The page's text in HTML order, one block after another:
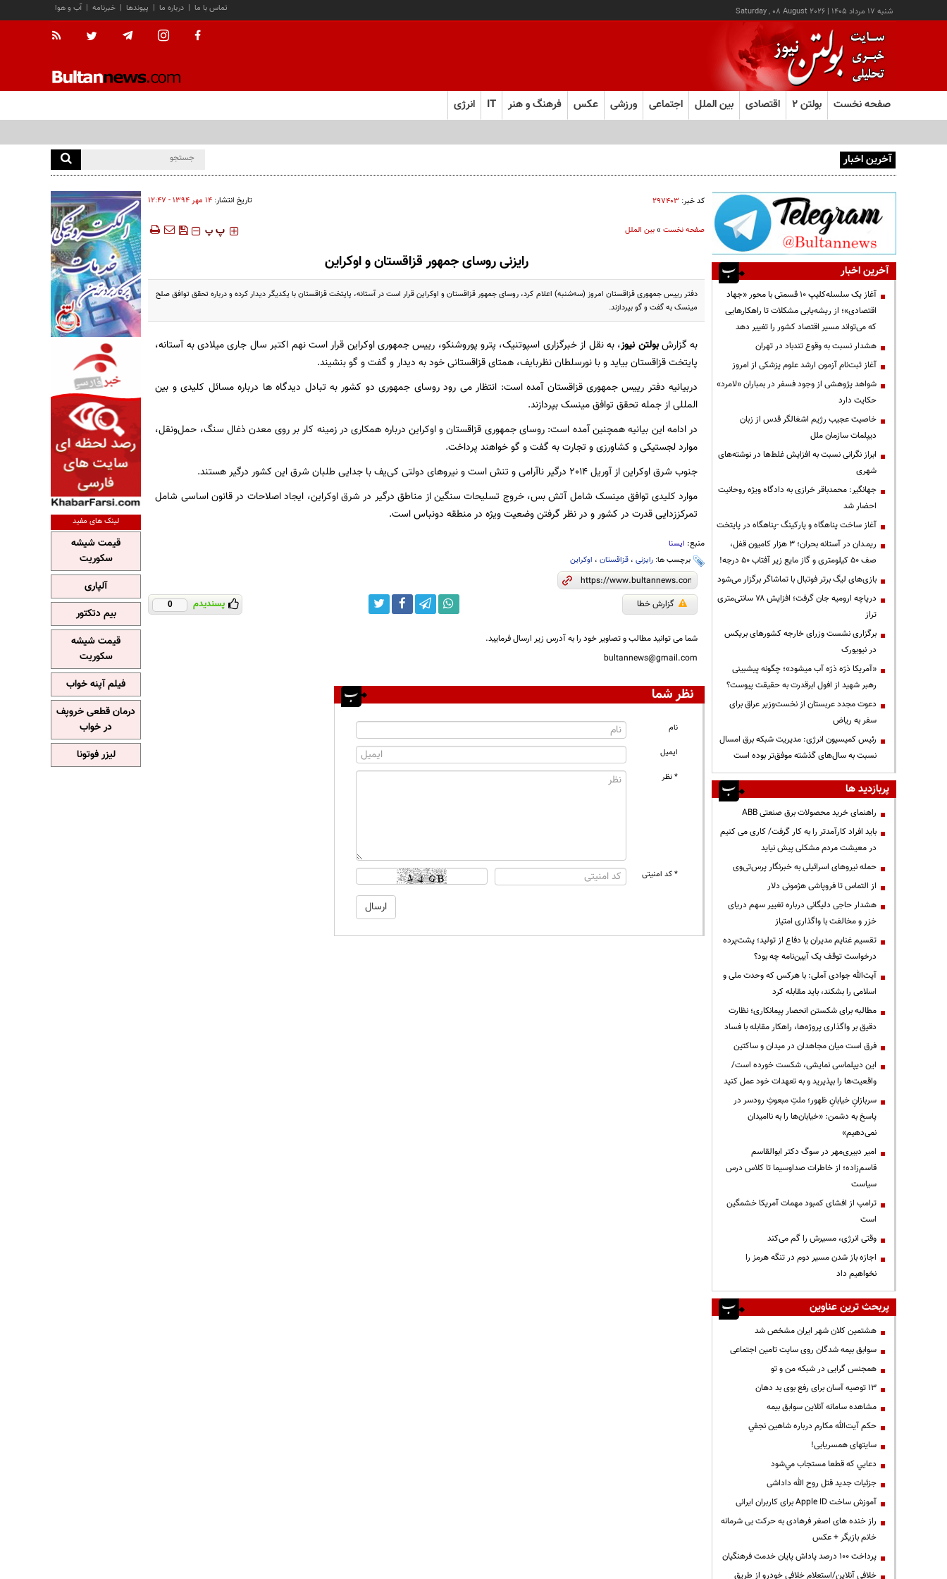
شنبه ۱۷ مرداد ۱۴۰۵ |
Saturday , 08 August 2026 آب و هوا | خبرنامه | پیوندها | درباره ما | تماس با ما
صفحه نخست بولتن ۲ اقتصادی بین الملل اجتماعی ورزشی عکس فرهنگ و هنر IT انرژی
آخرین اخبار
کد خبر: ۲۹۷۴۰۳ تاریخ انتشار: ۱۴ مهر ۱۳۹۴ - ۱۲:۴۷
صفحه نخست»بین الملل ‍‍‍ پ پ
رایزنی روسای جمهور قزاقستان و اوکراین
دفتر رییس جمهوری قزاقستان امروز (سه‌شنبه) اعلام کرد، روسای جمهور قزاقستان و اوکراین قرار است در آستانه، پایتخت قزاقستان با یکدیگر دیدار کرده و درباره تحقق توافق صلح
مینسک به گفت و گو بپردازند.
به گزارشبولتن نیوز، به نقل از خبرگزاری اسپوتنیک، پترو پوروشنکو، رییس جمهوری اوکراین قرار است نهم اکتبر سال جاری میلادی به آستانه،
پایتخت قزاقستان بیاید و با نورسلطان نظربایف، همتای قزاقستانی خود به دیدار و گفت و گو بنشیند.
دربیانیه دفتر رییس جمهوری قزاقستان آمده است: انتظار می رود روسای جمهوری دو کشور به تبادل دیدگاه ها درباره مسائل کلیدی و بین
المللی از جمله تحقق توافق مینسک بپردازند.
در ادامه این بیانیه همچنین آمده است:‌ روسای جمهوری قزاقستان و اوکراین درباره همکاری در زمینه کار بر روی معدن ذغال سنگ، حمل‌ونقل،
موارد لجستیکی و کشاورزی و تجارت به گفت و گو خواهند پرداخت.
جنوب شرق اوکراین از آوریل 2014 درگیر ناآرامی و تنش است و نیروهای دولتی کی‌یف با جدایی طلبان شرق این کشور درگیر هستند.
موارد کلیدی توافق مینسک شامل آتش بس، خروج تسلیحات سنگین از مناطق درگیر در شرق اوکراین، ایجاد اصلاحات در قانون اساسی شامل
تمرکززدایی قدرت در کشور و در نظر گرفتن وضعیت ویژه در منطقه دونباس است.
منبع: ایسنا
برچسب ها: رایزنی، قزاقستان، اوکراین
گزارش خطا پسندیدم 0
شما می توانید مطالب و تصاویر خود را به آدرس زیر ارسال فرمایید.
bultannews@gmail.com
نظر شما
نام
ایمیل
* نظر
* کد امنیتی
آخرین اخبار
آغاز یک سلسله‌کلیپ ۱۰ قسمتی با محور «جهاد
اقتصادی»؛ از ریشه‌یابی مشکلات تا راهکارهایی
که می‌تواند مسیر اقتصاد کشور را تغییر دهد
هشدار نسبت به وقوع تندباد در تهران
آغاز ثبت‌نام آزمون ارشد علوم پزشکی از امروز
شواهد پژوهشی از وجود فسفر در بمباران «لامرد»
حکایت دارد
خاصیت عجیب رژیم اشغالگر قدس از زبان
دیپلمات سازمان ملل
ابراز نگرانی نسبت به افزایش غلط‌ها در نوشته‌های
شهری
جهانگیر: محمدباقر خرازی به دادگاه ویژه روحانیت
احضار شد
آغاز ساخت پناهگاه و پارکینگ -پناهگاه در پایتخت
ریمـدان در آستانه بحران؛ ۳ هزار کامیون قفل،
صف ۵۰ کیلومتری و گاز مایع زیر آفتاب ۵۰ درجه!
بازی‌های لیگ برتر فوتبال با تماشاگر برگزار می‌شود
دریاچه ارومیه جان گرفت؛ افزایش ۷۸ سانتی‌متری
تراز
برگزاری نشست وزرای خارجه کشورهای بریکس
در نیویورک
«آمریکا ذرّه ذرّه آب میشود»؛ چگونه پیشبینی
رهبر شهید از افول ابرقدرت به حقیقت پیوست؟
دعوت مجدد عربستان از نخست‌وزیر عراق برای
سفر به ریاض
رئیس کمیسیون انرژی: مدیریت شبکه برق امسال
نسبت به سال‌های گذشته موفق‌تر بوده است
پربازدید ها
راهنمای خرید محصولات برق صنعتی ABB
باید افراد کارآمدتر را به کار گرفت/ کاری می کنیم
در معیشت مردم مشکلی پیش نیاید
حمله نیروهای اسرائیلی به خبرنگار پرس‌تی‌وی
از التماس تا فروپاشی هژمونی دلار
هشدار حاجی دلیگانی درباره تغییر سهم دریای
خزر و مخالفت با واگذاری امتیاز
تقسیم غنایم مدیران یا دفاع از تولید؛ پشت‌پرده
درخواست توقف یک آیین‌نامه چه بود؟
آیت‌الله جوادی آملی: با هرکس که وحدت ملی و
اسلامی را بشکند، باید مقابله کرد
مطالبه برای شکستن انحصار پیمانکاری؛ نظارت
دقیق بر واگذاری پروژه‌ها، راهکار مقابله با فساد
فرق است میان مجاهدان در میدان و ساکتین
این دیپلماسی نمایشی، شکست خورده است/
واقعیت‌ها را بپذیرید و به تعهدات خود عمل کنید
سربازانِ خیابانِ ظهور؛ ملتِ مبعوثِ رودسر در
پاسخ به دشمن: «خیابان‌ها را به ناامیدان
نمی‌دهیم»
امیر دبیری‌مهر در سوگ دکتر ابوالقاسم
قاسم‌زاده؛ از خاطرات صداوسیما تا کلاس درس
سیاست
ترامپ از افشای کمبود مهمات آمریکا خشمگین
است
وقتی انرژی، مسیرش را گم می‌کند
اجازه باز شدن مسیر دوم در تنگه هرمز را
نخواهیم داد
پربحث ترین عناوین
هشتمین کلان شهر ایران مشخص شد
سوابق بیمه شدگان روی سایت تامین اجتماعی
همجنس گرایی در شبکه من و تو
13 توصیه آسان برای رفع بوی بد دهان
مشاهده سامانه آنلاين سوابق بیمه
حكم آيت‌الله مكارم درباره شاهين نجفي
سایتهای همسریابی!
دعايي كه قطعا مستجاب مي‌شود
جزئیات جدید قتل روح الله داداشی
آموزش ساخت Apple ID برای کاربران ایرانی
راز خنده های اصغر فرهادی به حرکت بی شرمانه
خانم بازیگر + عکس
پرداخت ۱۰۰ درصد پاداش پایان خدمت فرهنگیان
خلافی آنلاین/استعلام خلافی خودرو از طریق
لینک های مفید
قیمت شیشه
سکوریت
آلپاری
بیم دتکتور
قیمت شیشه
سکوریت
فیلم آپنه خواب
درمان قطعی خروپف
در خواب
لیزر فوتونا